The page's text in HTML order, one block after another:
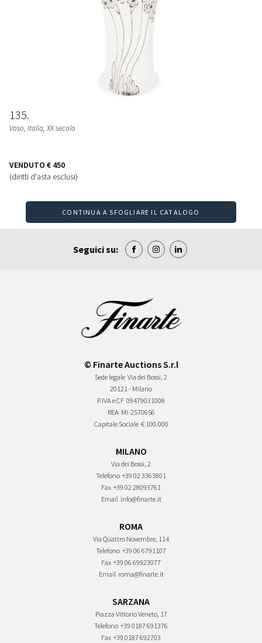
135
Vaso, Italia, XX secolo
VENDUTO € 450
(diritti d'asta esclusi)
CONTINUA A SFOGLIARE IL CATALOGO
Seguici su:
© Finarte Auctions S.r.l
Sede legale Via dei Bossi, 2
20121 - Milano
P.IVA e CF 09479031008
REA MI-2570656
Capitale Sociale € 100.000
MILANO
Via dei Bossi, 2
Telefono +39 02 3363801
Fax +39 02 28093761
Email info@finarte.it
ROMA
Via Quattro Novembre, 114
Telefono +39 06 6791107
Fax +39 06 69923077
Email roma@finarte.it
SARZANA
Piazza Vittorio Veneto, 17
Telefono +39 0187 691376
Fax +39 0187 692703